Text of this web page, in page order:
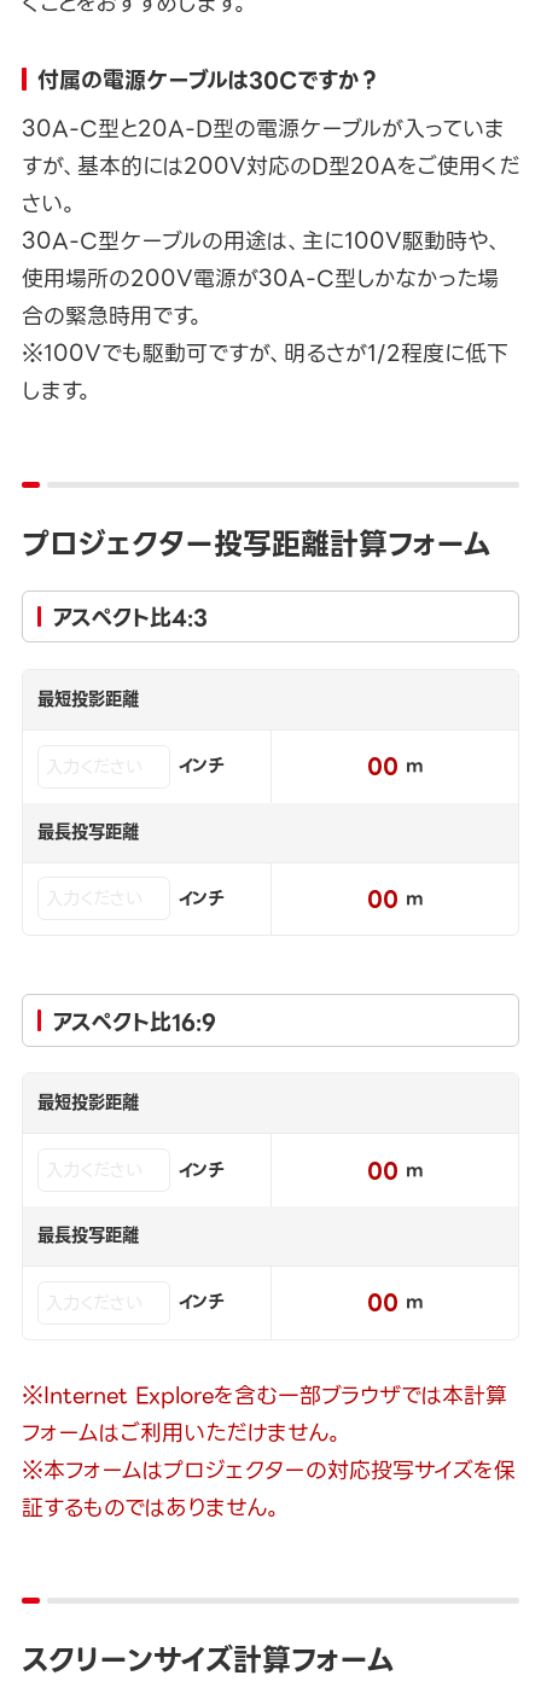
付属の電源ケーブルは30Cですか？
30A-C型と20A-D型の電源ケーブルが入っていま
すが、基本的には200V対応のD型20Aをご使用くだ
さい。
30A-C型ケーブルの用途は、主に100V駆動時や、
使用場所の200V電源が30A-C型しかなかった場
合の緊急時用です。
※100Vでも駆動可ですが、明るさが1/2程度に低下
します。
プロジェクター投写距離計算フォーム
アスペクト比4:3
最短投影距離
インチ 00 m
最長投写距離
インチ 00 m
アスペクト比16:9
最短投影距離
インチ 00 m
最長投写距離
インチ 00 m
※Internet Exploreを含む一部ブラウザでは本計算
フォームはご利用いただけません。
※本フォームはプロジェクターの対応投写サイズを保
証するものではありません。
スクリーンサイズ計算フォーム